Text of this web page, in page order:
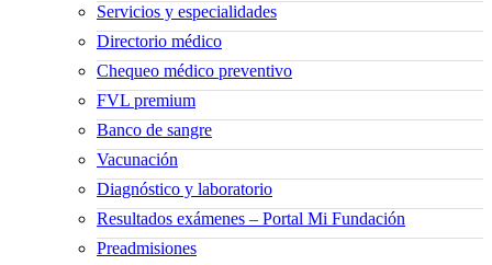
Servicios y especialidades
Directorio médico
Chequeo médico preventivo
FVL premium
Banco de sangre
Vacunación
Diagnóstico y laboratorio
Resultados exámenes – Portal Mi Fundación
Preadmisiones